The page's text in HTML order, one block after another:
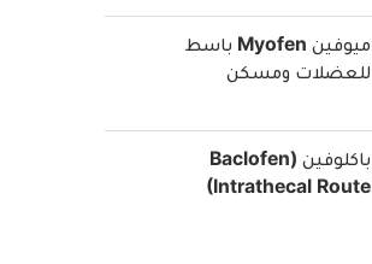
ميوفين Myofen باسط
للعضلات ومسكن
باكلوفين (Baclofen
(Intrathecal Route